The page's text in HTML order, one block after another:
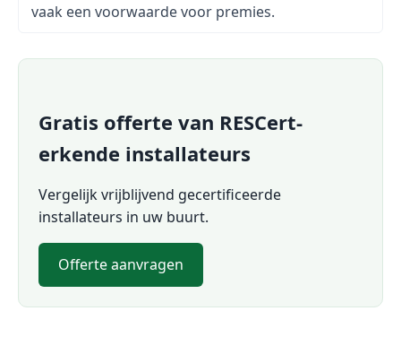
vaak een voorwaarde voor premies.
Gratis offerte van RESCert-
erkende installateurs
Vergelijk vrijblijvend gecertificeerde
installateurs in uw buurt.
Offerte aanvragen